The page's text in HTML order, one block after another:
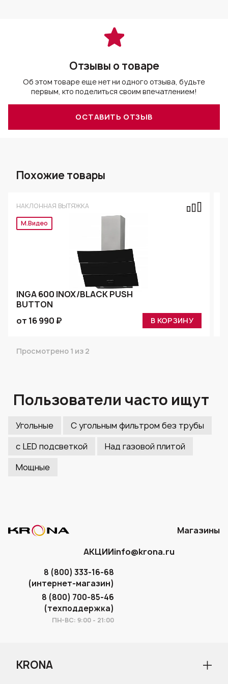
Отзывы о товаре
Об этом товаре еще нет ни одного отзыва, будьте
первым, кто поделиться своим впечатлением!
ОСТАВИТЬ ОТЗЫВ
Похожие товары
НАКЛОННАЯ ВЫТЯЖКА
М.Видео
INGA 600 INOX/BLACK PUSH
BUTTON
от 16 990 ₽
В КОРЗИНУ
Просмотрено 1 из 2
Пользователи часто ищут
Угольные
С угольным фильтром без трубы
с LED подсветкой
Над газовой плитой
Мощные
Магазины
АКЦИИinfo@krona.ru
8 (800) 333-16-68
(интернет-магазин)
8 (800) 700-85-46
(техподдержка)
ПН-ВС: 9:00 - 21:00
KRONA